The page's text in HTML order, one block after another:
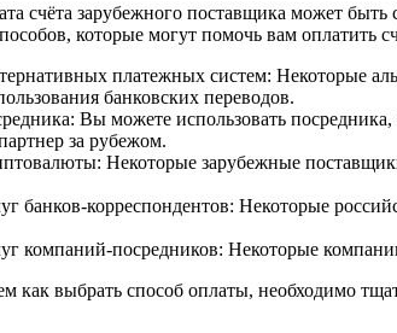
счёта зарубежного поставщика может
которые могут помочь вам оплатить
платежных систем: Некоторые
банковских переводов.
Вы можете использовать
за рубежом.
Некоторые зарубежные
банков-корреспондентов: Некоторые
компаний-посредников: Некоторые
как выбрать способ оплаты, необходимо